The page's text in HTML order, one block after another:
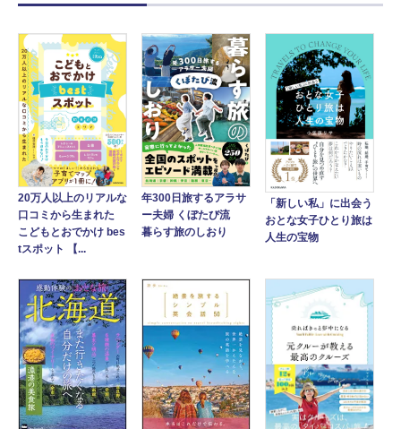
20万人以上のリアルな
口コミから生まれた
こどもとおでかけ bes
tスポット 【...
年300日旅するアラサ
ー夫婦 くぼたび流
暮らす旅のしおり
「新しい私」に出会う
おとな女子ひとり旅は
人生の宝物